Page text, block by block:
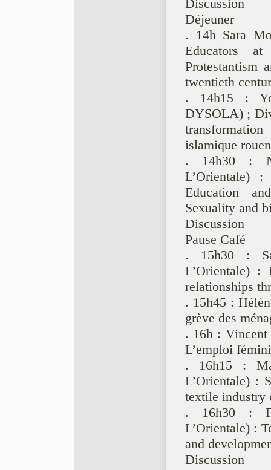
Discussion
Déjeuner
. 14h Sara
Educators
Protestantism
twentieth
. 14h15 :
DYSOLA) ;
islamique
. 14h30 :
L’Orientale)
Education
Sexuality and
Discussion
Pause Café
. 15h30 :
L’Orientale) :
relationships
. 15h45 :
grève des
. 16h : Vincent
L’emploi
. 16h15 :
L’Orientale) :
textile industry
. 16h30 :
L’Orientale) :
and
Discussion